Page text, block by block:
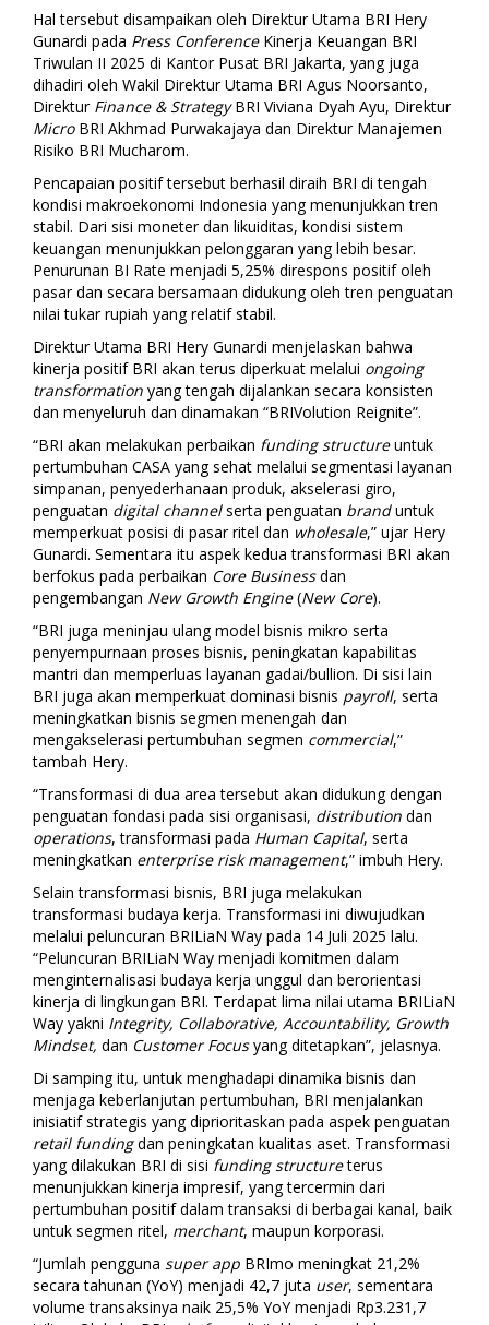
Hal tersebut disampaikan oleh Direktur Utama BRI Hery
Gunardi pada Press Conference Kinerja Keuangan BRI
Triwulan II 2025 di Kantor Pusat BRI Jakarta, yang juga
dihadiri oleh Wakil Direktur Utama BRI Agus Noorsanto,
Direktur Finance & StrategyBRI Viviana Dyah Ayu, Direktur
MicroBRI Akhmad Purwakajaya dan Direktur Manajemen
Risiko BRI Mucharom.
Pencapaian positif tersebut berhasil diraih BRI di tengah
kondisi makroekonomi Indonesia yang menunjukkan tren
stabil. Dari sisi moneter dan likuiditas, kondisi sistem
keuangan menunjukkan pelonggaran yang lebih besar.
Penurunan BI Rate menjadi 5,25% direspons positif oleh
pasar dan secara bersamaan didukung oleh tren penguatan
nilai tukar rupiah yang relatif stabil.
Direktur Utama BRI Hery Gunardi menjelaskan bahwa
kinerja positif BRI akan terus diperkuat melalui ongoing
transformation yang tengah dijalankan secara konsisten
dan menyeluruh dan dinamakan “BRIVolution Reignite”.
“BRI akan melakukan perbaikan funding structureuntuk
pertumbuhan CASA yang sehat melalui segmentasi layanan
simpanan, penyederhanaan produk, akselerasi giro,
penguatan digital channelserta penguatan branduntuk
memperkuat posisi di pasar ritel dan wholesale,” ujar Hery
Gunardi. Sementara itu aspek kedua transformasi BRI akan
berfokus pada perbaikan Core Businessdan
pengembangan New Growth Engine(New Core).
“BRI juga meninjau ulang model bisnis mikro serta
penyempurnaan proses bisnis, peningkatan kapabilitas
mantri dan memperluas layanan gadai/bullion. Di sisi lain
BRI juga akan memperkuat dominasi bisnis payroll, serta
meningkatkan bisnis segmen menengah dan
mengakselerasi pertumbuhan segmen commercial,”
tambah Hery.
“Transformasi di dua area tersebut akan didukung dengan
penguatan fondasi pada sisi organisasi, distribution dan
operations, transformasi pada Human Capital, serta
meningkatkan enterprise risk management,” imbuh Hery.
Selain transformasi bisnis, BRI juga melakukan
transformasi budaya kerja. Transformasi ini diwujudkan
melalui peluncuran BRILiaN Way pada 14 Juli 2025 lalu.
“Peluncuran BRILiaN Way menjadi komitmen dalam
menginternalisasi budaya kerja unggul dan berorientasi
kinerja di lingkungan BRI. Terdapat lima nilai utama BRILiaN
Way yakni Integrity, Collaborative, Accountability, Growth
Mindset, dan Customer Focusyang ditetapkan”, jelasnya.
Di samping itu, untuk menghadapi dinamika bisnis dan
menjaga keberlanjutan pertumbuhan, BRI menjalankan
inisiatif strategis yang diprioritaskan pada aspek penguatan
retail fundingdan peningkatan kualitas aset. Transformasi
yang dilakukan BRI di sisi funding structureterus
menunjukkan kinerja impresif, yang tercermin dari
pertumbuhan positif dalam transaksi di berbagai kanal, baik
untuk segmen ritel, merchant, maupun korporasi.
“Jumlah pengguna super app BRImo meningkat 21,2%
secara tahunan (YoY) menjadi 42,7 juta user, sementara
volume transaksinya naik 25,5% YoY menjadi Rp3.231,7